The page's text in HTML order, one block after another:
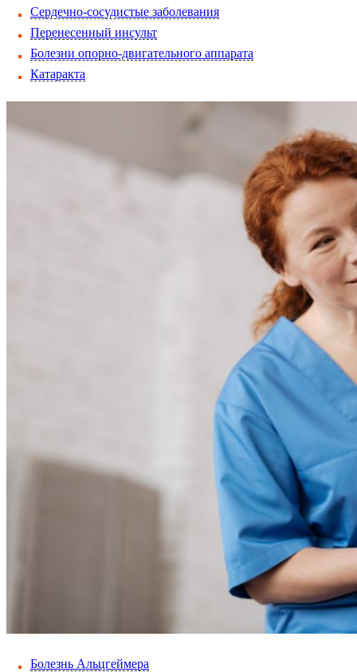
Сердечно-сосудистые заболевания
Перенесенный инсульт
Болезни опорно-двигательного аппарата
Катаракта
Болезнь Альцгеймера